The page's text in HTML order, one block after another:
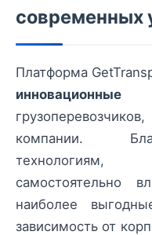
современных
Платформа
инновационные
компании.
технологиям,
самостоятельно
наиболее
зависимость от